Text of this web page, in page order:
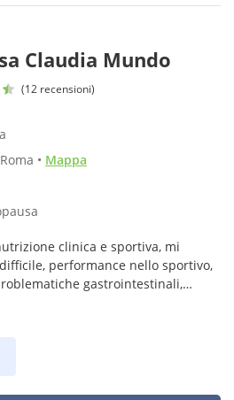
Claudia Mundo
(12 recensioni)
• Mappa
clinica e sportiva, mi
gastrointestinali,